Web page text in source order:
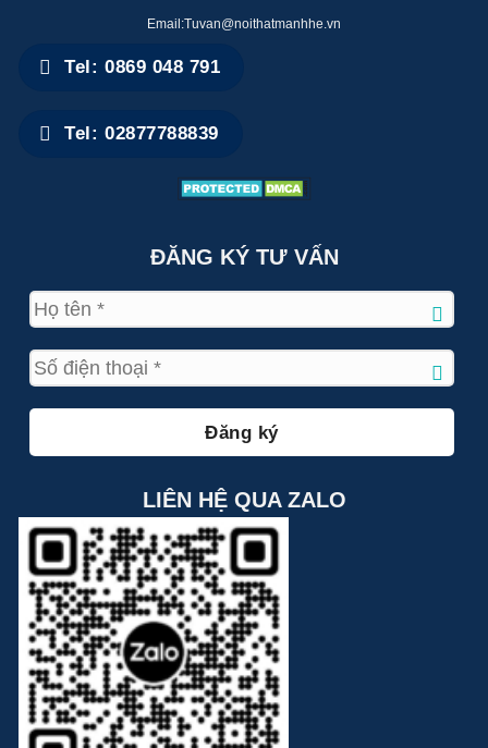
Email:Tuvan@noithatmanhhe.vn
Tel: 0869 048 791
Tel: 02877788839
ĐĂNG KÝ TƯ VẤN
LIÊN HỆ QUA ZALO